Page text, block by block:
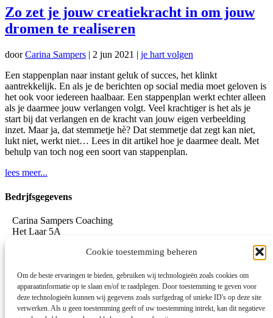
Cookie toestemming beheren
Om de beste ervaringen te bieden, gebruiken wij technologieën zoals cookies om
apparaatinformatie op te slaan en/of te raadplegen. Door toestemming te geven voor
deze technologieën kunnen wij gegevens zoals surfgedrag of unieke ID's op deze site
verwerken. Als u geen toestemming geeft of uw toestemming intrekt, kan dit negatieve
Zo zet je jouw creatiekracht in om jouw
dromen te realiseren
doorCarina Sampers | 2 jun 2021 | je hart volgen
Een stappenplan naar instant geluk of succes, het klinkt
aantrekkelijk. En als je de berichten op social media moet geloven is
het ook voor iedereen haalbaar. Een stappenplan werkt echter alleen
als je daarmee jouw verlangen volgt. Veel krachtiger is het als je
start bij dat verlangen en de kracht van jouw eigen verbeelding
inzet. Maar ja, dat stemmetje hè? Dat stemmetje dat zegt kan niet,
lukt niet, werkt niet… Lees in dit artikel hoe je daarmee dealt. Met
behulp van toch nog een soort van stappenplan.
lees meer...
Bedrjfsgegevens
Carina Sampers Coaching
Het Laar 5A
www.carinasampers.nl
BTW-id: NL001833928B47